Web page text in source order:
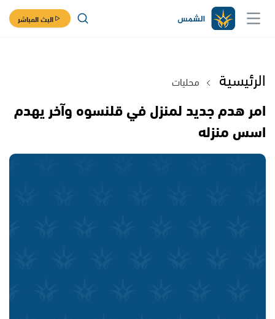
البث المباشر
الرئيسية محليات
امر هدم جديد لمنزل في قلنسوه وآخر يهدم
اسس منزله